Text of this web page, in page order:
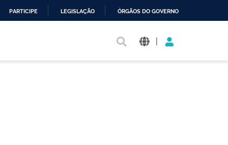
PARTICIPE LEGISLAÇÃO ÓRGÃOS DO GOVERNO
|